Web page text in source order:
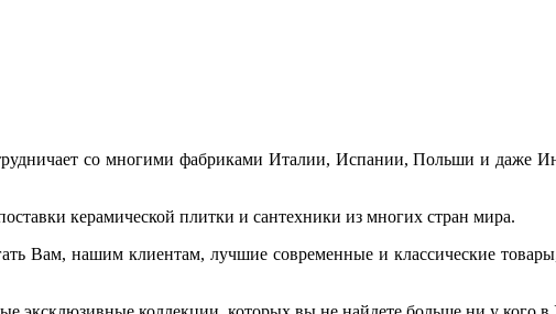
со многими фабриками Италии, Испании, Польши и даже
керамической плитки и сантехники из многих стран мира.
Вам, нашим клиентам, лучшие современные и классические